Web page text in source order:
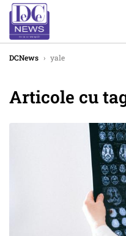
DCNews › yale
Articole cu